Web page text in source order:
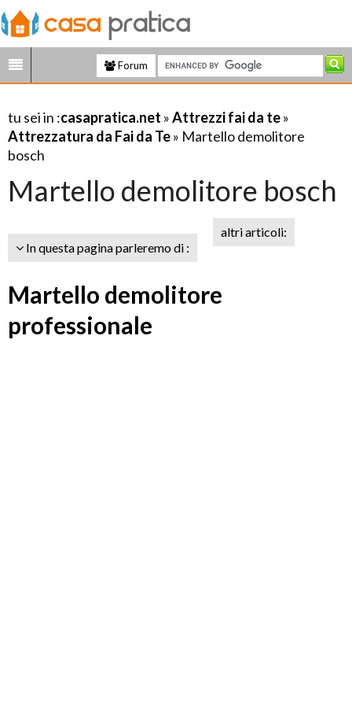
Forum
tu sei in :casapratica.net »Attrezzi fai da te»
Attrezzatura da Fai da Te» Martello demolitore
bosch
Martello demolitore bosch
In questa pagina parleremo di :
altri articoli:
Martello demolitore
professionale